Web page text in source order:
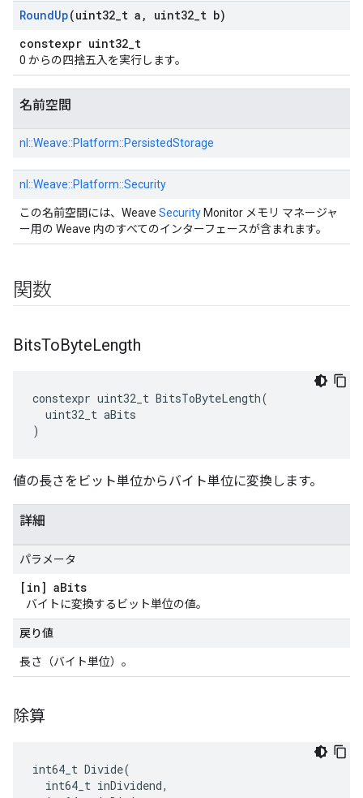
RoundUp(uint32 t a , uint32 t b)
constexpr uint32_t
0 からの四捨五入を実行します。
名前空間
nl::Weave::Platform::PersistedStorage
nl::Weave::Platform::Security
この名前空間には、Weave Security Monitor メモリ マネージャ
ー用の Weave 内のすべてのインターフェースが含まれます。
関数
BitsToByteLength
constexpr uint32_t BitsToByteLength(
uint32_t aBits
)
値の長さをビット単位からバイト単位に変換します。
詳細
パラメータ
[in] aBits
バイトに変換するビット単位の値。
戻り値
長さ（バイト単位）。
除算
int64_t Divide(
  int64_t inDividend,